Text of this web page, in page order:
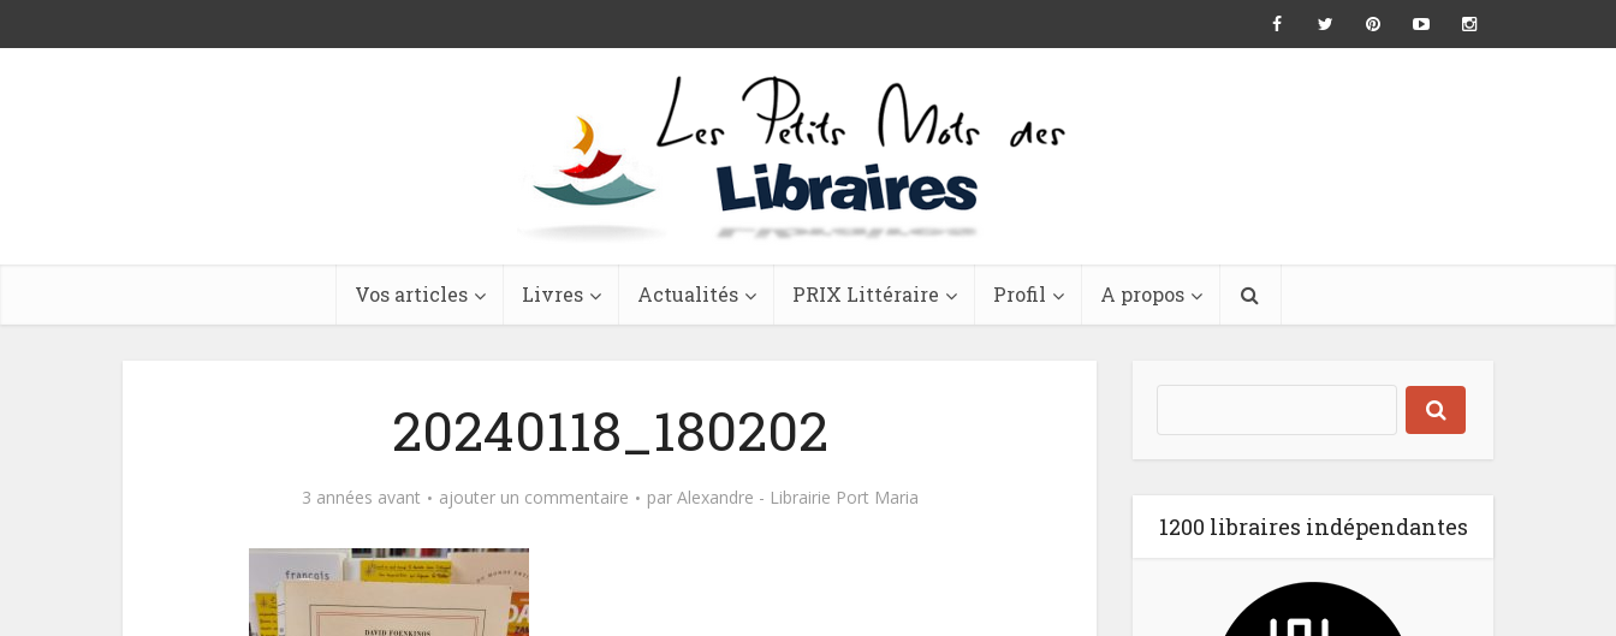
Vos articles Livres Actualités PRIX Littéraire Profil A propos
20240118_180202
3 années avant ajouter un commentaire par Alexandre - Librairie Port Maria
1200 libraires indépendantes